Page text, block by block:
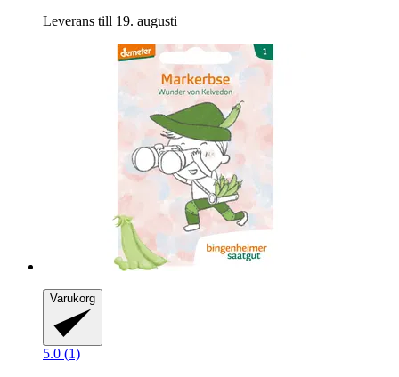
Leverans till 19. augusti
Varukorg
5.0 (1)